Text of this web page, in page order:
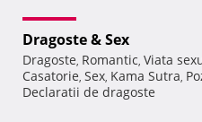
Dragoste & Sex
Dragoste, Romantic, Viata
Casatorie, Sex, Kama Sutra,
Declaratii de dragoste